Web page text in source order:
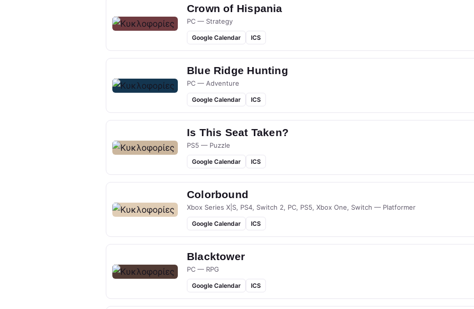
Crown of Hispania
PC — Strategy
Google Calendar ICS
Blue Ridge Hunting
PC — Adventure
Google Calendar ICS
Is This Seat Taken?
PS5 — Puzzle
Google Calendar ICS
Colorbound
Xbox Series X|S, PS4, Switch 2, PC, PS5, Xbox One, Switch — Platformer
Google Calendar ICS
Blacktower
PC — RPG
Google Calendar ICS